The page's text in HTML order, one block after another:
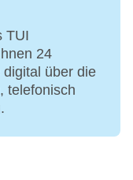
TUI
24
digital über die
telefonisch